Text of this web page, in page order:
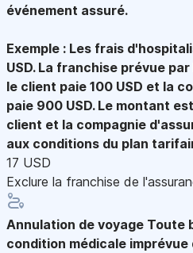
événement assuré.
Exemple : Les frais
USD. La franchise prévue
le client paie 100 USD et la
paie 900 USD. Le montant
client et la compagnie
aux conditions du plan
17 USD
Exclure la franchise de
Annulation de voyage Toute
condition médicale imprévue